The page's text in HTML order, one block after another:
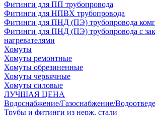
Фитинги для ПП трубопровода
Фитинги для НПВХ трубопровода
Фитинги для ПНД (ПЭ) трубопровода
Фитинги для ПНД (ПЭ) трубопровода с
нагревателями
Хомуты
Хомуты ремонтные
Хомуты обрезиненные
Хомуты червячные
Хомуты силовые
ЛУЧШАЯ ЦЕНА
Водоснабжение/Газоснабжение/
Трубы и фитинги из нерж. стали